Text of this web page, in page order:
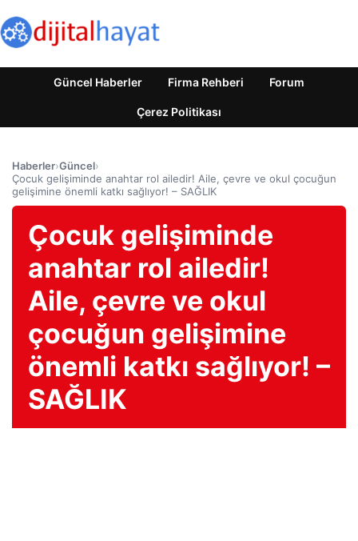
Güncel Haberler Firma Rehberi Forum
Çerez Politikası
Haberler›Güncel›
Çocuk gelişiminde anahtar rol ailedir! Aile, çevre ve okul çocuğun
gelişimine önemli katkı sağlıyor! – SAĞLIK
Çocuk gelişiminde
anahtar rol ailedir!
Aile, çevre ve okul
çocuğun gelişimine
önemli katkı sağlıyor! –
SAĞLIK